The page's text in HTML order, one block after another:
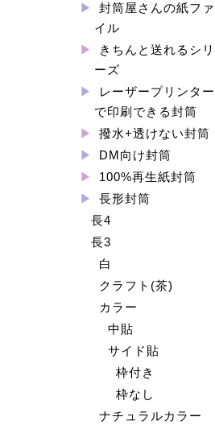
封筒屋さんの紙ファ
イル
きちんと送れるシリ
ーズ
レーザープリンター
で印刷できる封筒
撥水+透けない封筒
DM向け封筒
100%再生紙封筒
長形封筒
長4
長3
白
クラフト(茶)
カラー
中貼
サイド貼
枠付き
枠なし
ナチュラルカラー